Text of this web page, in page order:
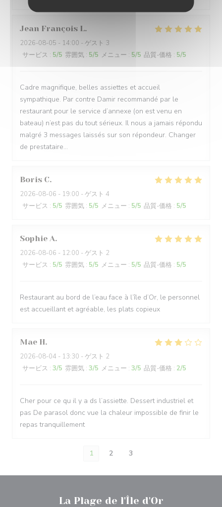
Jean François L
2026-08-05 - 14:00 - ゲスト 3
サービス : 5/5 雰囲気 : 5/5 メニュー : 5/5 品質-価格 : 5/5
Cadre magnifique, belles assiettes et accueil
sympathique. Par contre Damir recommandé par le
restaurant pour le service d’annexe (on est venu en
bateau) n’est pas du tout sérieux. Il nous a jamais répondu
malgré 3 messages laissés sur son répondeur. Changer
de prestataire…
Boris C
2026-08-06 - 19:00 - ゲスト 4
サービス : 5/5 雰囲気 : 5/5 メニュー : 5/5 品質-価格 : 5/5
Sophie A
2026-08-06 - 12:00 - ゲスト 2
サービス : 5/5 雰囲気 : 5/5 メニュー : 5/5 品質-価格 : 5/5
Restaurant au bord de l’eau face à l’île d’Or, le personnel
est accueillant et agréable, les plats copieux
Mae H
2026-08-04 - 13:30 - ゲスト 2
サービス : 3/5 雰囲気 : 3/5 メニュー : 3/5 品質-価格 : 2/5
Cher pour ce qu il y a ds l’assiette. Dessert industriel et
pas De parasol donc vue la chaleur impossible de finir le
repas tranquillement
1 2 3
La Plage de l'Île d'Or